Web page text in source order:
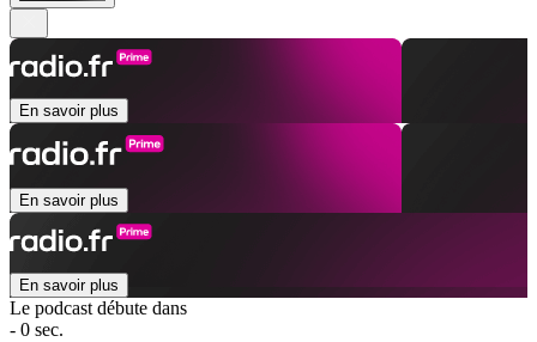
En savoir plus
En savoir plus
En savoir plus
Le podcast débute dans
- 0 sec.